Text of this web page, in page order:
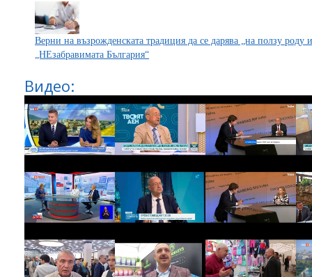
Верни на възрожденската традиция да се дарява „на ползу роду
„НЕзабравимата България“
Видео: